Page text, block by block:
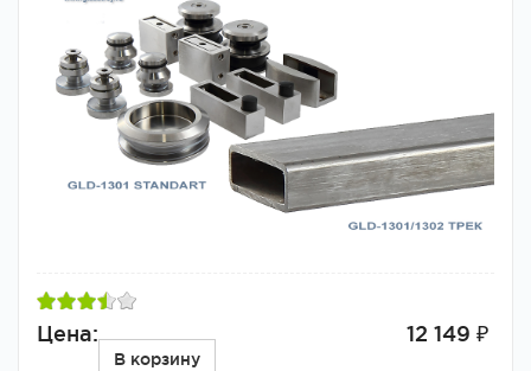
Цена: 12 149 ₽
В корзину